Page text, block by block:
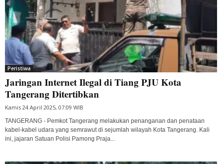
Peristiwa
Jaringan Internet Ilegal di Tiang PJU Kota
Tangerang Ditertibkan
Kamis 24 April 2025, 07:09 WIB
TANGERANG - Pemkot Tangerang melakukan penanganan dan penataan
kabel-kabel udara yang semrawut di sejumlah wilayah Kota Tangerang. Kali
ini, jajaran Satuan Polisi Pamong Praja...